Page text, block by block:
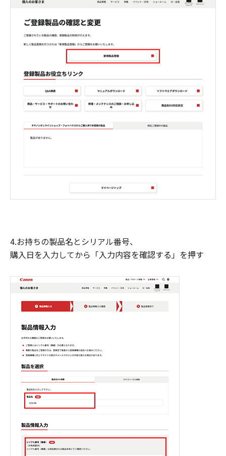
4.お持ちの製品名とシリアル番号、
購入日を入力してから「入力内容を確認する」を押す